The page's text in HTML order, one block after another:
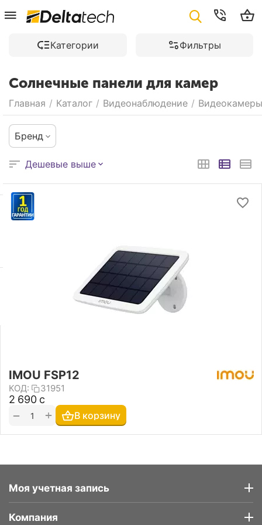
Категории Фильтры
Солнечные панели для камер
Главная / Каталог / Видеонаблюдение / Видеокамеры
Бренд
Дешевые выше
IMOU FSP12
КОД: 31951
2 690 с
+
− В корзину
Моя учетная запись
Компания